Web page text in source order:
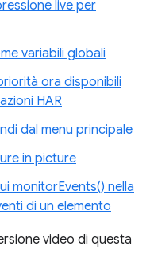
live per
variabili globali
ora disponibili
HAR
dal menu principale
in picture
monitorEvents() nella
di un elemento
video di questa